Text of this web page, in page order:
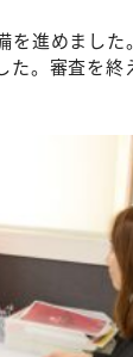
を進めました
た。審査を終